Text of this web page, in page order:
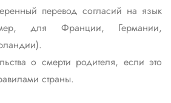
перевод согласий на язык
для Франции, Германии,
о смерти родителя, если это
страны.